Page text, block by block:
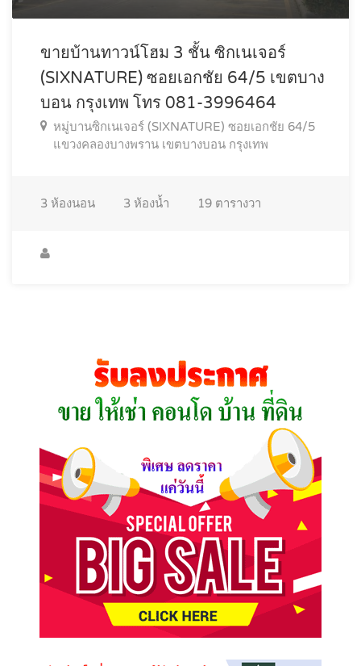
ขายบ้านทาวน์โฮม 3 ชั้น ซิกเนเจอร์
(SIXNATURE) ซอยเอกชัย 64/5 เขตบาง
บอน กรุงเทพ โทร 081-3996464
หมู่บานซิกเนเจอร์ (SIXNATURE) ซอยเอกชัย 64/5
แขวงคลองบางพราน เขตบางบอน กรุงเทพ
3 ห้องนอน 3 ห้องน้ำ 19 ตารางวา